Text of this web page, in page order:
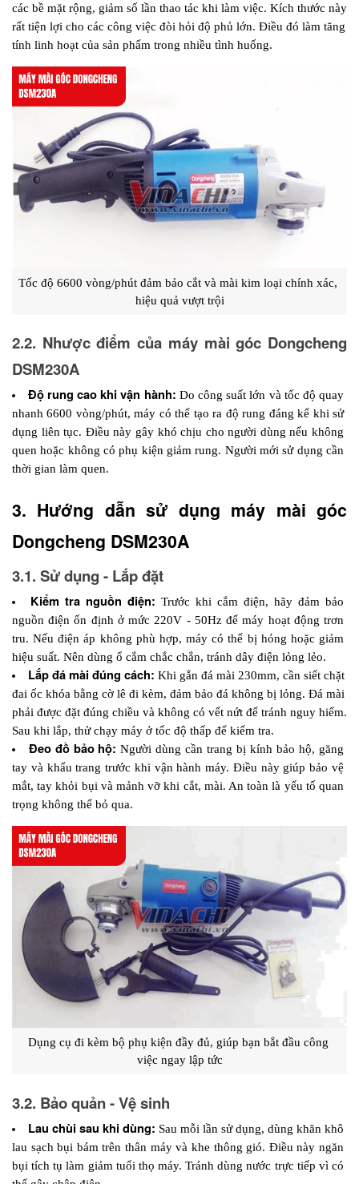
các bề mặt rộng, giảm số lần thao tác khi làm việc. Kích thước này
rất tiện lợi cho các công việc đòi hỏi độ phủ lớn. Điều đó làm tăng
tính linh hoạt của sản phẩm trong nhiều tình huống.
Tốc độ 6600 vòng/phút đảm bảo cắt và mài kim loại chính xác,
hiệu quả vượt trội
2.2. Nhược điểm của máy mài góc Dongcheng
DSM230A
Độ rung cao khi vận hành: Do công suất lớn và tốc độ quay
nhanh 6600 vòng/phút, máy có thể tạo ra độ rung đáng kể khi sử
dụng liên tục. Điều này gây khó chịu cho người dùng nếu không
quen hoặc không có phụ kiện giảm rung. Người mới sử dụng cần
thời gian làm quen.
3. Hướng dẫn sử dụng máy mài góc
Dongcheng DSM230A
3.1. Sử dụng - Lắp đặt
Kiểm tra nguồn điện: Trước khi cắm điện, hãy đảm bảo
nguồn điện ổn định ở mức 220V - 50Hz để máy hoạt động trơn
tru. Nếu điện áp không phù hợp, máy có thể bị hỏng hoặc giảm
hiệu suất. Nên dùng ổ cắm chắc chắn, tránh dây điện lỏng lẻo.
Lắp đá mài đúng cách: Khi gắn đá mài 230mm, cần siết chặt
đai ốc khóa bằng cờ lê đi kèm, đảm bảo đá không bị lỏng. Đá mài
phải được đặt đúng chiều và không có vết nứt để tránh nguy hiểm.
Sau khi lắp, thử chạy máy ở tốc độ thấp để kiểm tra.
Đeo đồ bảo hộ: Người dùng cần trang bị kính bảo hộ, găng
tay và khẩu trang trước khi vận hành máy. Điều này giúp bảo vệ
mắt, tay khỏi bụi và mảnh vỡ khi cắt, mài. An toàn là yếu tố quan
trọng không thể bỏ qua.
Dụng cụ đi kèm bộ phụ kiện đầy đủ, giúp bạn bắt đầu công
việc ngay lập tức
3.2. Bảo quản - Vệ sinh
Lau chùi sau khi dùng: Sau mỗi lần sử dụng, dùng khăn khô
lau sạch bụi bám trên thân máy và khe thông gió. Điều này ngăn
bụi tích tụ làm giảm tuổi thọ máy. Tránh dùng nước trực tiếp vì có